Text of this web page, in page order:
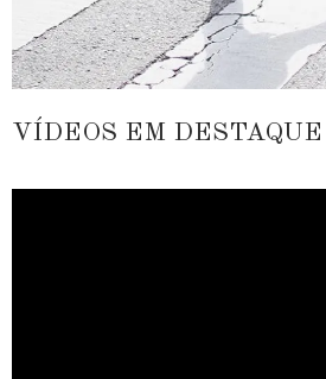
VÍDEOS EM DESTAQUE